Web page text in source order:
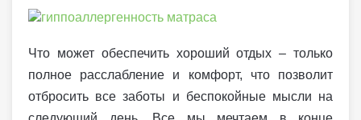
Что может обеспечить хороший отдых – только
полное расслабление и комфорт, что позволит
отбросить все заботы и беспокойные мысли на